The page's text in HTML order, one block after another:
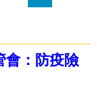
會：防疫險